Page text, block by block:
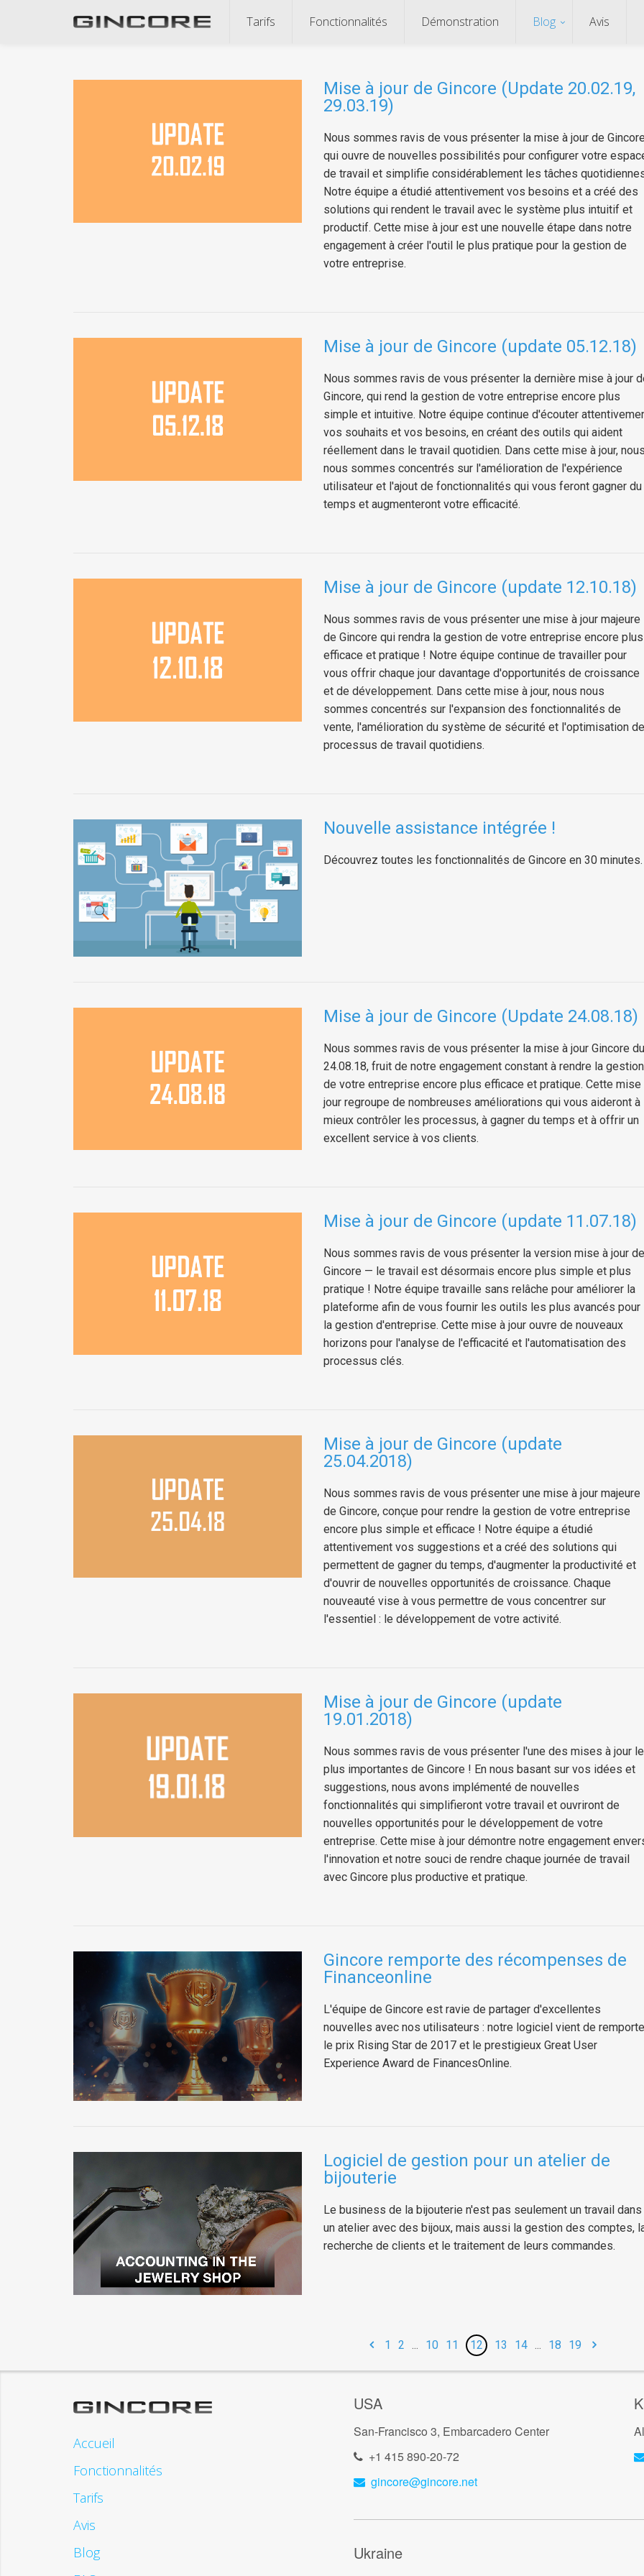
Tarifs Fonctionnalités Démonstration Blog Avis
Mise à jour de Gincore (Update 20.02.19,
29.03.19)
Nous sommes ravis de vous présenter la mise à jour de
qui ouvre de nouvelles possibilités pour configurer votre
de travail et simplifie considérablement les tâches
Notre équipe a étudié attentivement vos besoins et a créé des
solutions qui rendent le travail avec le système plus intuitif et
productif. Cette mise à jour est une nouvelle étape dans notre
engagement à créer l'outil le plus pratique pour la gestion de
votre entreprise.
Mise à jour de Gincore (update 05.12.18)
Nous sommes ravis de vous présenter la dernière mise à jour
Gincore, qui rend la gestion de votre entreprise encore plus
simple et intuitive. Notre équipe continue d'écouter
vos souhaits et vos besoins, en créant des outils qui aident
réellement dans le travail quotidien. Dans cette mise à jour,
nous sommes concentrés sur l'amélioration de l'expérience
utilisateur et l'ajout de fonctionnalités qui vous feront gagner du
temps et augmenteront votre efficacité.
Mise à jour de Gincore (update 12.10.18)
Nous sommes ravis de vous présenter une mise à jour majeure
de Gincore qui rendra la gestion de votre entreprise encore plus
efficace et pratique ! Notre équipe continue de travailler pour
vous offrir chaque jour davantage d'opportunités de croissance
et de développement. Dans cette mise à jour, nous nous
sommes concentrés sur l'expansion des fonctionnalités de
vente, l'amélioration du système de sécurité et l'optimisation
processus de travail quotidiens.
Nouvelle assistance intégrée !
Découvrez toutes les fonctionnalités de Gincore en 30 minutes.
Mise à jour de Gincore (Update 24.08.18)
Nous sommes ravis de vous présenter la mise à jour Gincore du
24.08.18, fruit de notre engagement constant à rendre la gestion
de votre entreprise encore plus efficace et pratique. Cette mise
jour regroupe de nombreuses améliorations qui vous aideront à
mieux contrôler les processus, à gagner du temps et à offrir un
excellent service à vos clients.
Mise à jour de Gincore (update 11.07.18)
Nous sommes ravis de vous présenter la version mise à jour de
Gincore — le travail est désormais encore plus simple et plus
pratique ! Notre équipe travaille sans relâche pour améliorer la
plateforme afin de vous fournir les outils les plus avancés pour
la gestion d'entreprise. Cette mise à jour ouvre de nouveaux
horizons pour l'analyse de l'efficacité et l'automatisation des
processus clés.
Mise à jour de Gincore (update
25.04.2018)
Nous sommes ravis de vous présenter une mise à jour majeure
de Gincore, conçue pour rendre la gestion de votre entreprise
encore plus simple et efficace ! Notre équipe a étudié
attentivement vos suggestions et a créé des solutions qui
permettent de gagner du temps, d'augmenter la productivité et
d'ouvrir de nouvelles opportunités de croissance. Chaque
nouveauté vise à vous permettre de vous concentrer sur
l'essentiel : le développement de votre activité.
Mise à jour de Gincore (update
19.01.2018)
Nous sommes ravis de vous présenter l'une des mises à jour
plus importantes de Gincore ! En nous basant sur vos idées et
suggestions, nous avons implémenté de nouvelles
fonctionnalités qui simplifieront votre travail et ouvriront de
nouvelles opportunités pour le développement de votre
entreprise. Cette mise à jour démontre notre engagement
l'innovation et notre souci de rendre chaque journée de travail
avec Gincore plus productive et pratique.
Gincore remporte des récompenses de
Financeonline
L'équipe de Gincore est ravie de partager d'excellentes
nouvelles avec nos utilisateurs : notre logiciel vient de
le prix Rising Star de 2017 et le prestigieux Great User
Experience Award de FinancesOnline.
Logiciel de gestion pour un atelier de
bijouterie
Le business de la bijouterie n'est pas seulement un travail dans
un atelier avec des bijoux, mais aussi la gestion des comptes,
recherche de clients et le traitement de leurs commandes.
1 2 ... 10 11 12 13 14 ... 18 19
Accueil
Fonctionnalités
Tarifs
Avis
Blog
USA
San-Francisco 3, Embarcadero Center
+1 415 890-20-72
gincore@gincore.net
Ukraine